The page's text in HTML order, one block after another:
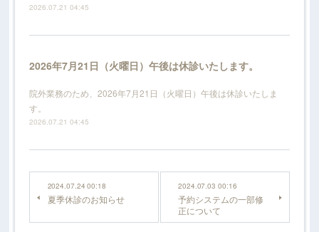
2026.07.21 04:45
2026年7月21日（火曜日）午後は休診いたします。
院外業務のため、2026年7月21日（火曜日）午後は休診いたしま
す。
2026.07.21 04:45
2024.07.24 00:18
夏季休診のお知らせ
2024.07.03 00:16
予約システムの一部修
正について